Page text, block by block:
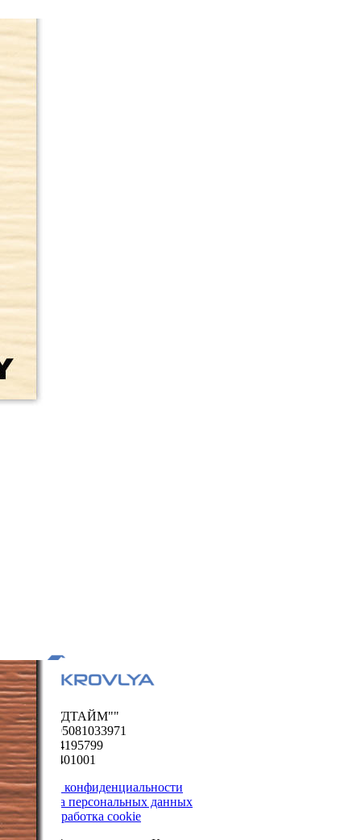
ООО "ФУДТАЙМ""
ОГРН 1195081033971
ИНН 5024195799
КПП 502401001
Политика конфиденциальности
Обработка персональных данных
Сбор и обработка cookie